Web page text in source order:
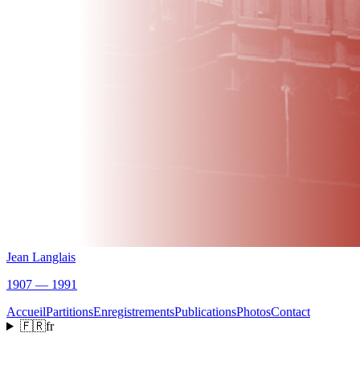
Jean Langlais
1907 — 1991
AccueilPartitionsEnregistrementsPublicationsPhotosContact
🇫🇷fr